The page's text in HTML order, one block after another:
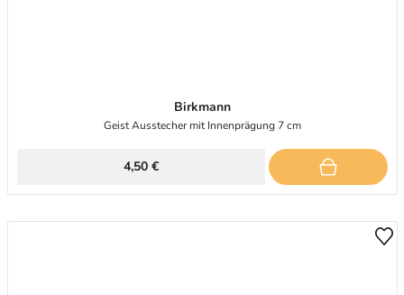
Birkmann
Geist Ausstecher mit Innenprägung 7 cm
4,50 €